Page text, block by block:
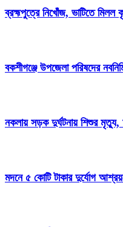
ব্রহ্মপুত্রে নিখোঁজ, ভাটিতে মিলল
বকশীগঞ্জে উপজেলা পরিষদের
নকলায় সড়ক দুর্ঘটনায় শিশুর
মদনে ৫ কোটি টাকার দুর্যোগ